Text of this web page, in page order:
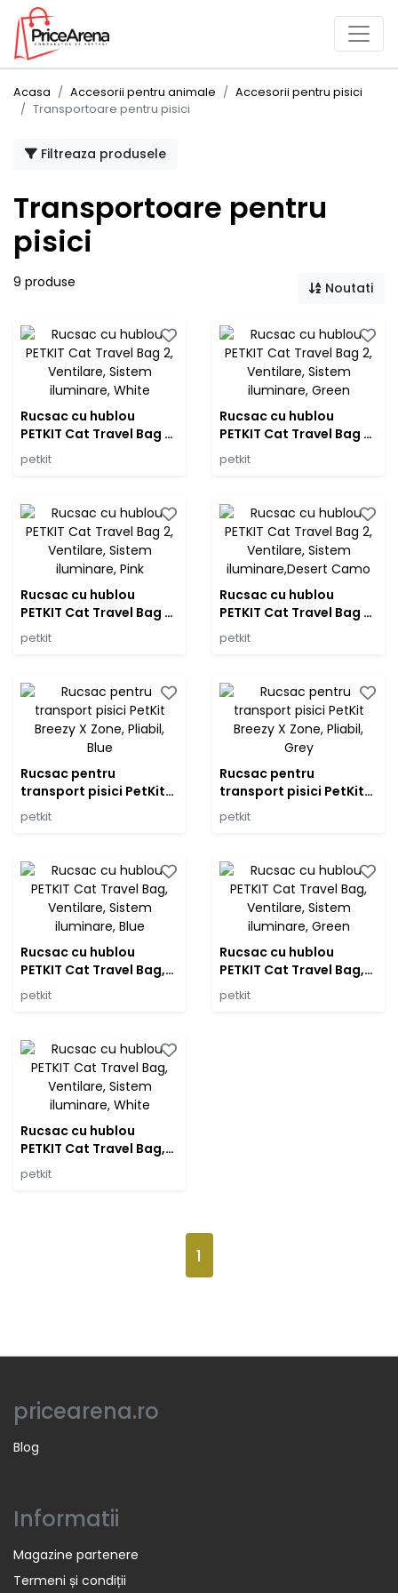
Acasa Accesorii pentru animale
Accesorii pentru pisici
Transportoare pentru pisici
Filtreaza produsele
Transportoare pentru
pisici
9 produse Noutati
Rucsac cu hublou
PETKIT Cat Travel Bag 2,
Ventilare, Sistem
iluminare, White
petkit
Rucsac cu hublou
PETKIT Cat Travel Bag 2,
Ventilare, Sistem
iluminare, Green
petkit
Rucsac cu hublou
PETKIT Cat Travel Bag 2,
Ventilare, Sistem
iluminare, Pink
petkit
Rucsac cu hublou
PETKIT Cat Travel Bag 2,
Ventilare, Sistem
iluminare,Desert Camo
petkit
Rucsac pentru
transport pisici PetKit
Breezy X Zone, Pliabil,
Blue
petkit
Rucsac pentru
transport pisici PetKit
Breezy X Zone, Pliabil,
Grey
petkit
Rucsac cu hublou
PETKIT Cat Travel Bag,
Ventilare, Sistem
iluminare, Blue
petkit
Rucsac cu hublou
PETKIT Cat Travel Bag,
Ventilare, Sistem
iluminare, Green
petkit
Rucsac cu hublou
PETKIT Cat Travel Bag,
Ventilare, Sistem
iluminare, White
petkit
1
pricearena.ro
Blog
Informatii
Magazine partenere
Termeni și condiții